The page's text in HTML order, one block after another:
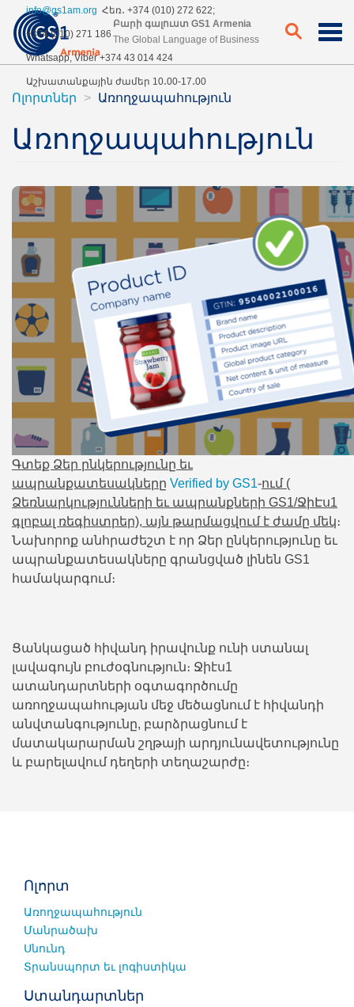
main
content
info@gs1am.org Հեռ․ +374 (010) 272 622;
+374 (010) 271 186
Whatsapp, Viber +374 43 014 424
Աշխատանքային ժամեր 10․00-17․00
Բարի գալուստ GS1 Armenia
The Global Language of Business
Ոլորտներ Առողջապահություն
Առողջապահություն
Գտեք Ձեր րնկերությունը եւ
ապրանքատեսակները Verified by GS1-ում (
Ձեռնարկությունների եւ ապրանքների GS1/ՋիԷս1
գլոբալ ռեգիստրեր), այն թարմացվում է ժամը մեկ։
Նախորոք անհրաժեշտ է որ Ձեր ընկերությունը եւ
ապրանքատեսակները գրանցված լինեն GS1
համակարգում։
Ցանկացած հիվանդ իրավունք ունի ստանալ
լավագույն բուժօգնություն։ Ջիէս1
ատանդարտների օգտագործումը
առողջապահության մեջ մեծացնում է հիվանդի
անվտանգությունը, բարձրացնում է
մատակարարման շղթայի արդյունավետությունը
և բարելավում դեղերի տեղաշարժը։
Ոլորտ
Առողջապահություն
Մանրածախ
Սնունդ
Տրանսպորտ եւ լոգիստիկա
Ստանդարտներ